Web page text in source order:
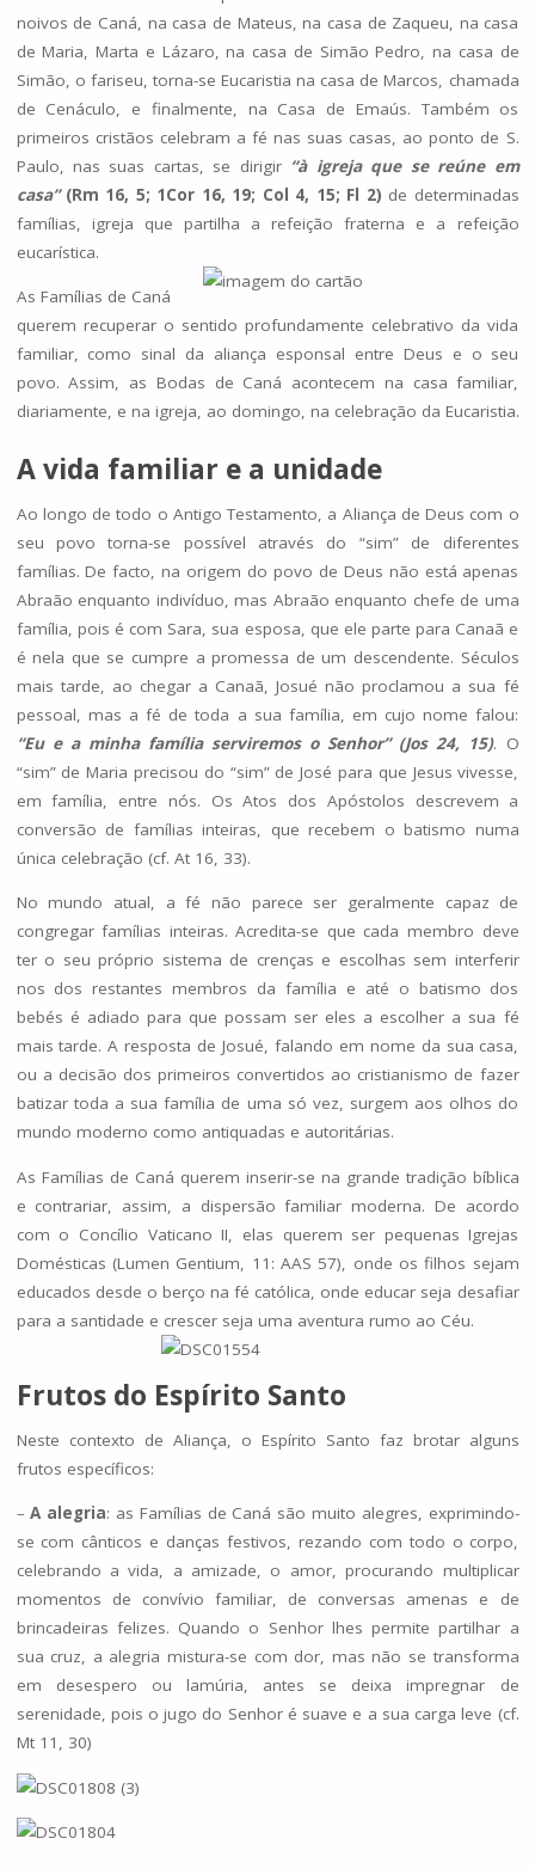
noivos de Caná, na casa de Mateus, na casa de Zaqueu, na casa
de Maria, Marta e Lázaro, na casa de Simão Pedro, na casa de
Simão, o fariseu, torna-se Eucaristia na casa de Marcos, chamada
de Cenáculo, e finalmente, na Casa de Emaús. Também os
primeiros cristãos celebram a fé nas suas casas, ao ponto de S.
Paulo, nas suas cartas, se dirigir “à igreja que se reúne em
casa”(Rm 16, 5; 1Cor 16, 19; Col 4, 15; Fl 2) de determinadas
famílias, igreja que partilha a refeição fraterna e a refeição
eucarística.
As Famílias de Caná
querem recuperar o sentido profundamente celebrativo da vida
familiar, como sinal da aliança esponsal entre Deus e o seu
povo. Assim, as Bodas de Caná acontecem na casa familiar,
diariamente, e na igreja, ao domingo, na celebração da Eucaristia.
A vida familiar e a unidade
Ao longo de todo o Antigo Testamento, a Aliança de Deus com o
seu povo torna-se possível através do “sim” de diferentes
famílias. De facto, na origem do povo de Deus não está apenas
Abraão enquanto indivíduo, mas Abraão enquanto chefe de uma
família, pois é com Sara, sua esposa, que ele parte para Canaã e
é nela que se cumpre a promessa de um descendente. Séculos
mais tarde, ao chegar a Canaã, Josué não proclamou a sua fé
pessoal, mas a fé de toda a sua família, em cujo nome falou:
“Eu e a minha família serviremos o Senhor” (Jos 24, 15). O
“sim” de Maria precisou do “sim” de José para que Jesus vivesse,
em família, entre nós. Os Atos dos Apóstolos descrevem a
conversão de famílias inteiras, que recebem o batismo numa
única celebração (cf. At 16, 33).
No mundo atual, a fé não parece ser geralmente capaz de
congregar famílias inteiras. Acredita-se que cada membro deve
ter o seu próprio sistema de crenças e escolhas sem interferir
nos dos restantes membros da família e até o batismo dos
bebés é adiado para que possam ser eles a escolher a sua fé
mais tarde. A resposta de Josué, falando em nome da sua casa,
ou a decisão dos primeiros convertidos ao cristianismo de fazer
batizar toda a sua família de uma só vez, surgem aos olhos do
mundo moderno como antiquadas e autoritárias.
As Famílias de Caná querem inserir-se na grande tradição bíblica
e contrariar, assim, a dispersão familiar moderna. De acordo
com o Concílio Vaticano II, elas querem ser pequenas Igrejas
Domésticas (Lumen Gentium, 11: AAS 57), onde os filhos sejam
educados desde o berço na fé católica, onde educar seja desafiar
para a santidade e crescer seja uma aventura rumo ao Céu.
Frutos do Espírito Santo
Neste contexto de Aliança, o Espírito Santo faz brotar alguns
frutos específicos:
–A alegria: as Famílias de Caná são muito alegres, exprimindo-
se com cânticos e danças festivos, rezando com todo o corpo,
celebrando a vida, a amizade, o amor, procurando multiplicar
momentos de convívio familiar, de conversas amenas e de
brincadeiras felizes. Quando o Senhor lhes permite partilhar a
sua cruz, a alegria mistura-se com dor, mas não se transforma
em desespero ou lamúria, antes se deixa impregnar de
serenidade, pois o jugo do Senhor é suave e a sua carga leve (cf.
Mt 11, 30)